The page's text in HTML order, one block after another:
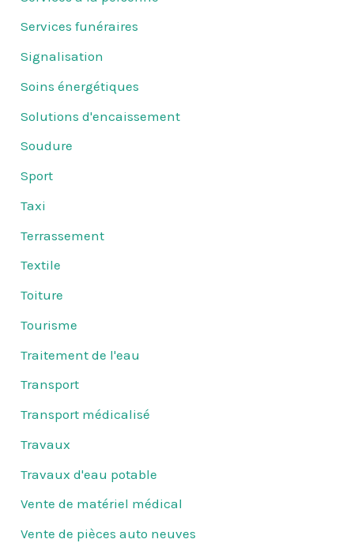
Services funéraires
Signalisation
Soins énergétiques
Solutions d'encaissement
Soudure
Sport
Taxi
Terrassement
Textile
Toiture
Tourisme
Traitement de l'eau
Transport
Transport médicalisé
Travaux
Travaux d'eau potable
Vente de matériel médical
Vente de pièces auto neuves